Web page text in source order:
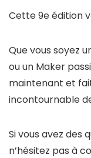
Cette 9e édition
Que vous soyez
ou un Maker
maintenant et
incontournable
Si vous avez des
n’hésitez pas à